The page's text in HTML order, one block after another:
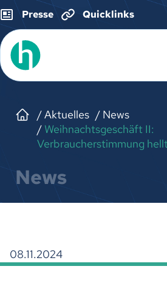
Presse Quicklinks
Aktuelles
News
Weihnachtsgeschäft II:
Verbraucherstimmung
News
08.11.2024